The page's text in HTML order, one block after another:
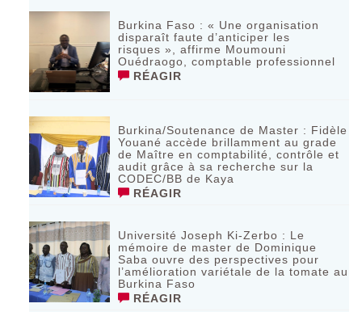
Burkina Faso : « Une organisation
disparaît faute d’anticiper les
risques », affirme Moumouni
Ouédraogo, comptable professionnel
RÉAGIR
Burkina/Soutenance de Master : Fidèle
Youané accède brillamment au grade
de Maître en comptabilité, contrôle et
audit grâce à sa recherche sur la
CODEC/BB de Kaya
RÉAGIR
Université Joseph Ki-Zerbo : Le
mémoire de master de Dominique
Saba ouvre des perspectives pour
l’amélioration variétale de la tomate au
Burkina Faso
RÉAGIR